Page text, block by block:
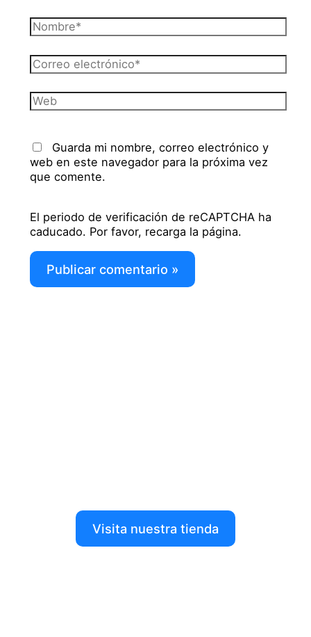
Nombre*
Correo
electrónico*
Web
Guarda mi nombre, correo electrónico y
web en este navegador para la próxima vez
que comente.
El periodo de verificación de reCAPTCHA ha
caducado. Por favor, recarga la página.
Visita nuestra tienda